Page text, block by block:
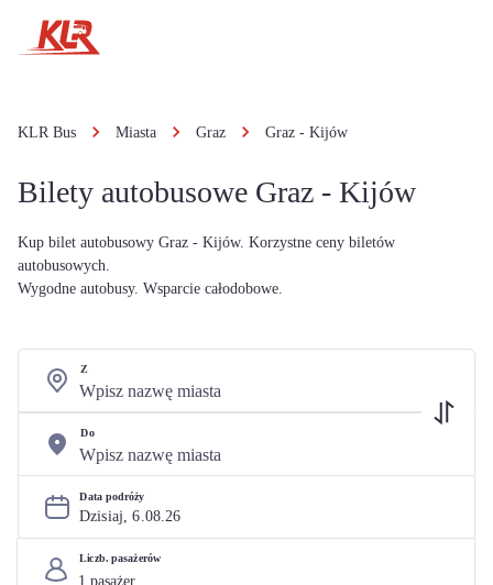
KLR Bus Miasta Graz Graz - Kijów
Bilety autobusowe Graz - Kijów
Kup bilet autobusowy Graz - Kijów. Korzystne ceny biletów
autobusowych.
Wygodne autobusy. Wsparcie całodobowe.
Z
Do
Data podróży
Dzisiaj, 6.08.26
Liczb. pasażerów